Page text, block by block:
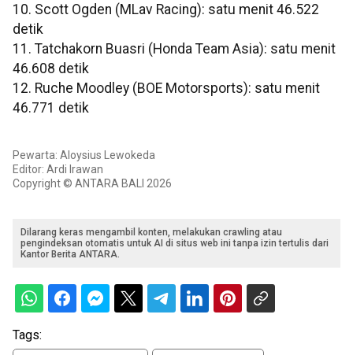
10. Scott Ogden (MLav Racing): satu menit 46.522
detik
11. Tatchakorn Buasri (Honda Team Asia): satu menit
46.608 detik
12. Ruche Moodley (BOE Motorsports): satu menit
46.771 detik
Pewarta: Aloysius Lewokeda
Editor: Ardi Irawan
Copyright © ANTARA BALI 2026
Dilarang keras mengambil konten, melakukan crawling atau
pengindeksan otomatis untuk AI di situs web ini tanpa izin tertulis dari
Kantor Berita ANTARA.
Tags: